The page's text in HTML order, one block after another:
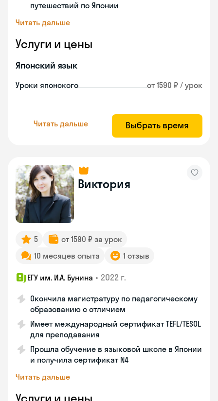
путешествий по Японии
Читать дальше
Услуги и цены
Японский язык
Уроки японского от 1590 ₽ / урок
Читать дальше Выбрать время
Виктория
5
от 1590 ₽ за урок
10 месяцев опыта
1 отзыв
ЕГУ им. И.А. Бунина • 2022 г.
Окончила магистратуру по педагогическому
образованию с отличием
Имеет международный сертификат TEFL/TESOL
для преподавания
Прошла обучение в языковой школе в Японии
и получила сертификат N4
Читать дальше
Услуги и цены